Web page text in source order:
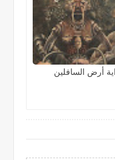
أرض السافلين